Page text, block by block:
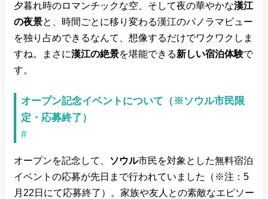
夕暮れ時のロマンチックな空、そして夜の華やかな漢江
の夜景と、時間ごとに移り変わる漢江のパノラマビュー
を独り占めできるなんて、想像するだけでワクワクしま
すね。まさに漢江の絶景を堪能できる新しい宿泊体験で
す。
オープン記念イベントについて（※ソウル市民限
定・応募終了）
#
オープンを記念して、 ソウル市民を対象とした無料宿泊
イベントの応募が先日まで行われていました（※注：5
月22日にて応募終了）。家族や友人との素敵なエピソー